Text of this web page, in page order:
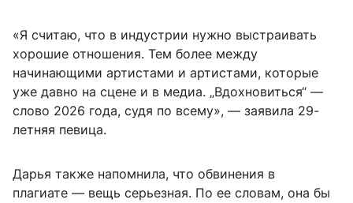
«Я считаю, что в индустрии нужно выстраивать
хорошие отношения. Тем более между
начинающими артистами и артистами, которые
уже давно на сцене и в медиа. „Вдохновиться“ —
слово 2026 года, судя по всему», — заявила 29-
летняя певица.
Дарья также напомнила, что обвинения в
плагиате — вещь серьезная. По ее словам, она бы